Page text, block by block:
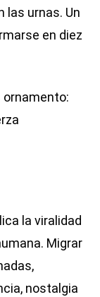
las urnas. Un
en diez
ornamento:
la viralidad
Migrar
nostalgia